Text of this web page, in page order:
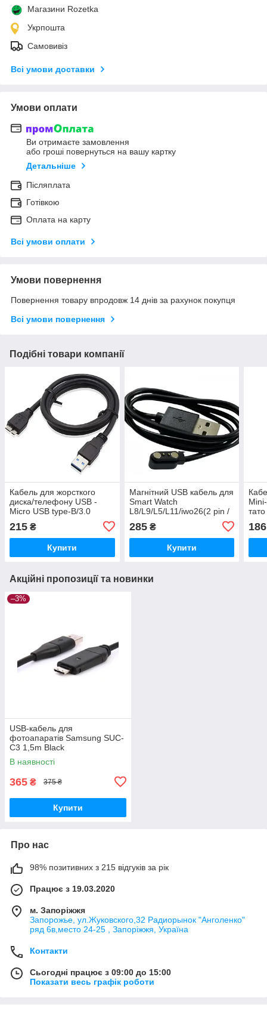
Магазини Rozetka
Укрпошта
Самовивіз
Всі умови доставки
Умови оплати
Ви отримаєте замовлення
або гроші повернуться на вашу картку
Детальніше
Післяплата
Готівкою
Оплата на карту
Всі умови оплати
Умови повернення
Повернення товару впродовж 14 днів за рахунок покупця
Всі умови повернення
Подібні товари компанії
Кабель для жорсткого
диска/телефону USB -
Micro USB type-B/3.0
215 ₴
Купити
Магнітний USB кабель для
Smart Watch
L8/L9/L5/L11/iwo26(2 pin /
285₴
Купити
186
Акційні пропозиції та новинки
–3%
USB-кабель для
фотоапаратів Samsung SUC-
C3 1,5m Black
В наявності
365 ₴ 375 ₴
Купити
Про нас
98% позитивних з 215 відгуків за рік
Працює з 19.03.2020
м. Запоріжжя
Запорожье, ул.Жуковского,32 Радиорынок "Анголенко"
ряд 6в,место 24-25 , Запоріжжя, Україна
Контакти
Сьогодні працює з 09:00 до 15:00
Показати весь графік роботи